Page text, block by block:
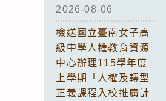
2026-08-06
檢送國立臺南女子高
級中學人權教育資源
中心辦理115學年度
上學期「人權及轉型
正義課程入校推廣計